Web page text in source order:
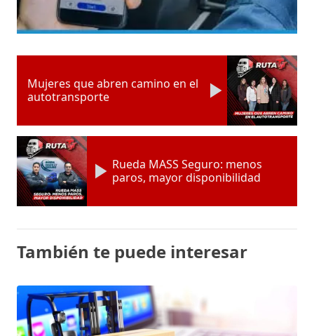
Mujeres que abren camino en el
autotransporte
Rueda MASS Seguro: menos
paros, mayor disponibilidad
También te puede interesar